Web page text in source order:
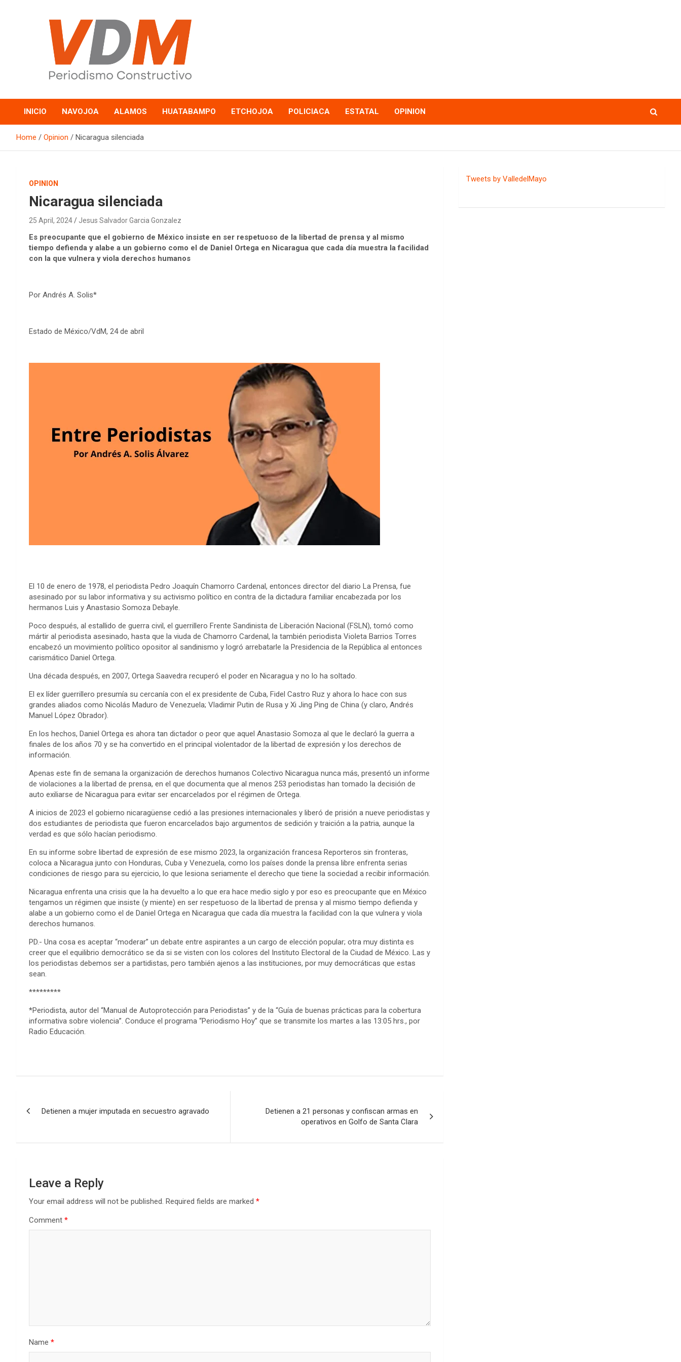
valledelmayo.com
INICIO NAVOJOA ALAMOS HUATABAMPO ETCHOJOA POLICIACA ESTATAL OPINION
Home Opinion Nicaragua silenciada
OPINION
Nicaragua silenciada
25 April, 2024 Jesus Salvador Garcia Gonzalez
Es preocupante que el gobierno de México insiste en ser respetuoso de la libertad de prensa y al mismo
tiempo defienda y alabe a un gobierno como el de Daniel Ortega en Nicaragua que cada día muestra la facilidad
con la que vulnera y viola derechos humanos
Por Andrés A. Solis*
Estado de México/VdM, 24 de abril
El 10 de enero de 1978, el periodista Pedro Joaquín Chamorro Cardenal, entonces director del diario La Prensa, fue
asesinado por su labor informativa y su activismo político en contra de la dictadura familiar encabezada por los
hermanos Luis y Anastasio Somoza Debayle.
Poco después, al estallido de guerra civil, el guerrillero Frente Sandinista de Liberación Nacional (FSLN), tomó como
mártir al periodista asesinado, hasta que la viuda de Chamorro Cardenal, la también periodista Violeta Barrios Torres
encabezó un movimiento político opositor al sandinismo y logró arrebatarle la Presidencia de la República al entonces
carismático Daniel Ortega.
Una década después, en 2007, Ortega Saavedra recuperó el poder en Nicaragua y no lo ha soltado.
El ex líder guerrillero presumía su cercanía con el ex presidente de Cuba, Fidel Castro Ruz y ahora lo hace con sus
grandes aliados como Nicolás Maduro de Venezuela; Vladimir Putin de Rusa y Xi Jing Ping de China (y claro, Andrés
Manuel López Obrador).
En los hechos, Daniel Ortega es ahora tan dictador o peor que aquel Anastasio Somoza al que le declaró la guerra a
finales de los años 70 y se ha convertido en el principal violentador de la libertad de expresión y los derechos de
información.
Apenas este fin de semana la organización de derechos humanos Colectivo Nicaragua nunca más, presentó un informe
de violaciones a la libertad de prensa, en el que documenta que al menos 253 periodistas han tomado la decisión de
auto exiliarse de Nicaragua para evitar ser encarcelados por el régimen de Ortega.
A inicios de 2023 el gobierno nicaragüense cedió a las presiones internacionales y liberó de prisión a nueve periodistas y
dos estudiantes de periodista que fueron encarcelados bajo argumentos de sedición y traición a la patria, aunque la
verdad es que sólo hacían periodismo.
En su informe sobre libertad de expresión de ese mismo 2023, la organización francesa Reporteros sin fronteras,
coloca a Nicaragua junto con Honduras, Cuba y Venezuela, como los países donde la prensa libre enfrenta serias
condiciones de riesgo para su ejercicio, lo que lesiona seriamente el derecho que tiene la sociedad a recibir información.
Nicaragua enfrenta una crisis que la ha devuelto a lo que era hace medio siglo y por eso es preocupante que en México
tengamos un régimen que insiste (y miente) en ser respetuoso de la libertad de prensa y al mismo tiempo defienda y
alabe a un gobierno como el de Daniel Ortega en Nicaragua que cada día muestra la facilidad con la que vulnera y viola
derechos humanos.
PD.- Una cosa es aceptar “moderar” un debate entre aspirantes a un cargo de elección popular; otra muy distinta es
creer que el equilibrio democrático se da si se visten con los colores del Instituto Electoral de la Ciudad de México. Las y
los periodistas debemos ser a partidistas, pero también ajenos a las instituciones, por muy democráticas que estas
sean.
*********
*Periodista, autor del “Manual de Autoprotección para Periodistas” y de la “Guía de buenas prácticas para la cobertura
informativa sobre violencia”. Conduce el programa “Periodismo Hoy” que se transmite los martes a las 13:05 hrs., por
Radio Educación.
navigation
Detienen a mujer imputada en secuestro agravado
Detienen a 21 personas y confiscan armas en
operativos en Golfo de Santa Clara
Leave a Reply
Your email address will not be published. Required fields are marked *
Comment *
Name *
Tweets by ValledelMayo